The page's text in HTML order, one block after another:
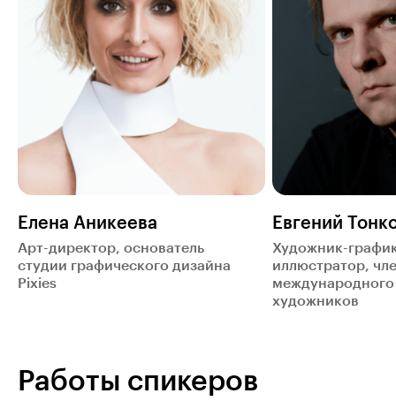
Елена Аникеева
Арт-директор, основатель
студии графического дизайна
Pixies
Евгений
Художник-
иллюстратор,
художников
Работы спикеров